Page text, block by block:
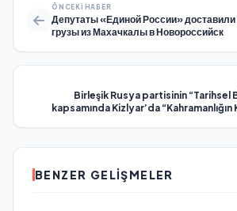
ÖNCEKI HABER
Депутаты «Единой России»
грузы из Махачкалы в Новороссийск
Birleşik Rusya partisinin “Tarihsel
kapsamında Kizlyar’da “Kahramanlığın
BENZER GELIŞMELER